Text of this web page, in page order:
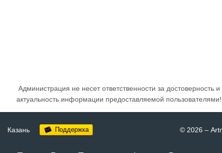
Администрация не несет ответственности за достоверность и
актуальность информации предоставляемой пользователями!
Казань Поддержка © 2026 –